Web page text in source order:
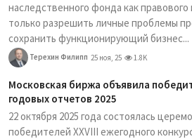
наследственного фонда как
только разрешить личные проблемы
сохранить функционирующий бизнес...
Терехин Филипп 25 ноя, 25 1.8K
Московская биржа объявила
годовых отчетов 2025
22 октября 2025 года состоялась
победителей XXVIII ежегодного